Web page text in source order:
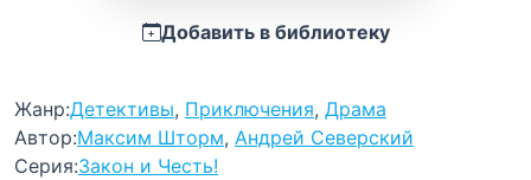
Добавить в библиотеку
Жанр:Детективы, Приключения, Драма
Автор:Максим Шторм, Андрей Северский
Серия:Закон и Честь!